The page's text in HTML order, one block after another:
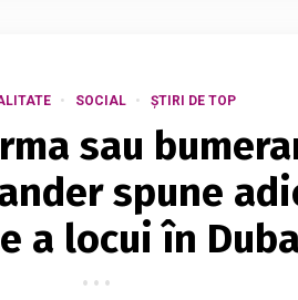
SOCIAL ȘTIRI DE TOP
sau
spune
a locui în